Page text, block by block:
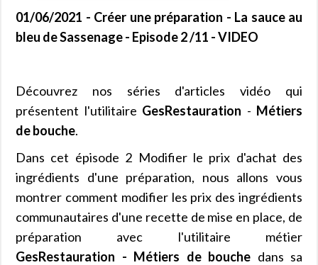
01/06/2021 - Créer une préparation - La sauce au
bleu de Sassenage - Episode 2 /11 - VIDEO
Découvrez nos séries d'articles vidéo qui
présentent l'utilitaire GesRestauration - Métiers
de bouche.
Dans cet épisode 2 Modifier le prix d'achat des
ingrédients d'une préparation, nous allons vous
montrer comment modifier les prix des ingrédients
communautaires d'une recette de mise en place, de
préparation avec l'utilitaire métier
GesRestauration - Métiers de bouche dans sa